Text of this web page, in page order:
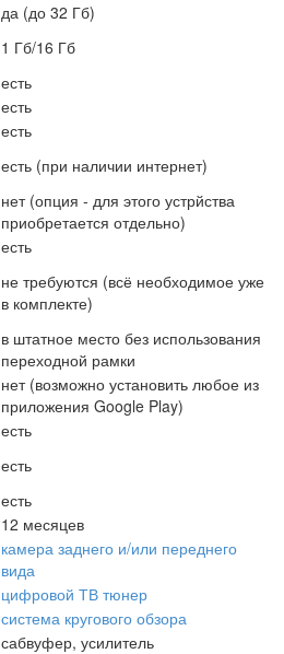
да (до 32 Гб)
1 Гб/16 Гб
есть
есть
есть
есть (при наличии интернет)
нет (опция - для этого устрйства
приобретается отдельно)
есть
не требуются (всё необходимое уже
в комплекте)
в штатное место без использования
переходной рамки
нет (возможно установить любое из
приложения Google Play)
есть
есть
есть
12 месяцев
камера заднего и/или переднего
вида
цифровой ТВ тюнер
система кругового обзора
сабвуфер, усилитель